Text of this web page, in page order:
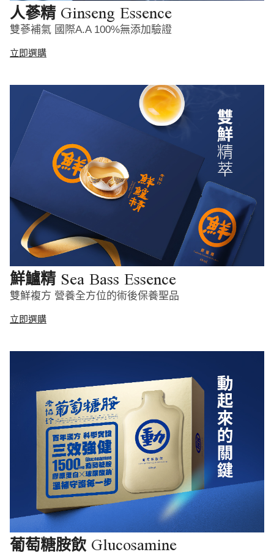
人蔘精 Ginseng Essence
雙蔘補氣 國際A.A 100%無添加驗證
立即選購
鮮鱸精 Sea Bass Essence
雙鮮複方 營養全方位的術後保養聖品
立即選購
葡萄糖胺飲